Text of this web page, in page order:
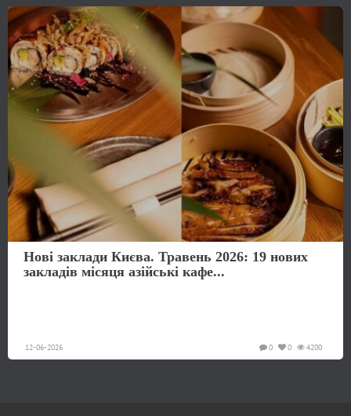
Нові заклади Києва. Травень 2026: 19 нових
закладів місяця азійські кафе...
12-06-2026 4200
0
0